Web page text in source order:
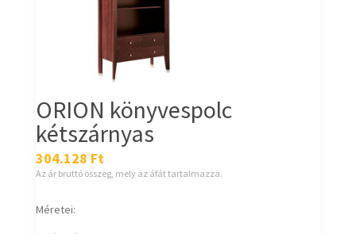
ORION könyvespolc
kétszárnyas
304.128 Ft
Az ár bruttó összeg, mely az áfát tartalmazza.
Méretei: